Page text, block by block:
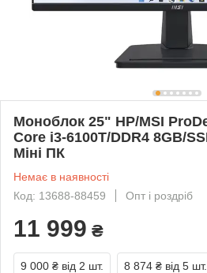
Моноблок 25" HP/MSI
Core i3-6100T/DDR4 8GB/
Міні ПК
Немає в наявності
Код: 13688-88459
Опт і роздріб
11 999 ₴
9 000 ₴ від 2 шт. 8 874 ₴ від 5 шт.